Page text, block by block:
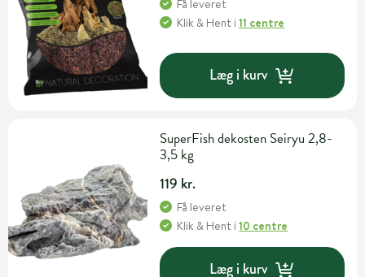
Få leveret
Klik & Hent i11 centre
Læg i kurv
SuperFish dekosten Seiryu 2,8-
3,5 kg
119 kr.
Få leveret
Klik & Hent i10 centre
Læg i kurv